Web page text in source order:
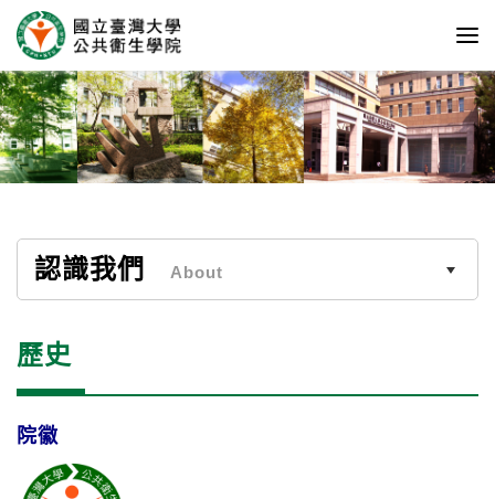
認識我們 About
歷史
院徽